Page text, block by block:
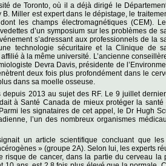
de Toronto, où il a déjà dirigé le
Miller est expert dans le dépistage, le
les champs électromagnétiques (CEM).
d’un symposium sur les problèmes de
s’adressant aux professionnels de la
technologie sécuritaire et la Clinique de
à la même université. L’ancienne
Devra Davis, présidente de
deux fois plus profondément dans le
dans sa moelle osseuse.
2013 au sujet des RF. Le 9 juillet
à Santé Canada de mieux protéger la santé
les signataires de cet appel, le Dr Hugh
l’un des nombreux organismes
un article scientifique concluant que
» (groupe 2A). Selon lui, les experts
risque de cancer, dans la partie du cerveau la